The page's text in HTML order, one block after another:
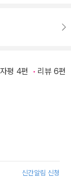
평 4편 리뷰 6편
신간알림 신청